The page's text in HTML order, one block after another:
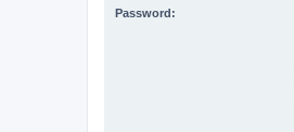
Password: